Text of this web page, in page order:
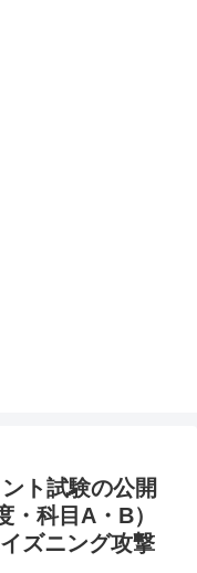
ト試験の公開
・科目A・B）
ズニング攻撃